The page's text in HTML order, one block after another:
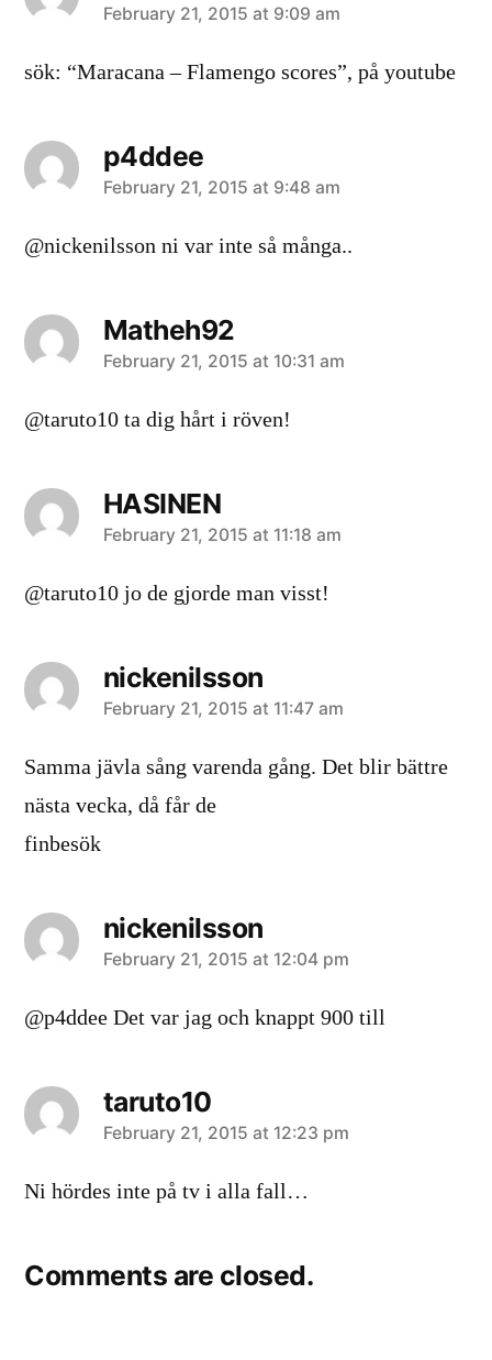
says:
February 21, 2015 at 9:09 am
sök: “Maracana – Flamengo scores”, på youtube
p4ddee
says:
February 21, 2015 at 9:48 am
@nickenilsson ni var inte så många..
Matheh92
says:
February 21, 2015 at 10:31 am
@taruto10 ta dig hårt i röven!
HASINEN
says:
February 21, 2015 at 11:18 am
@taruto10 jo de gjorde man visst!
nickenilsson
says:
February 21, 2015 at 11:47 am
Samma jävla sång varenda gång. Det blir bättre
nästa vecka, då får de
finbesök
nickenilsson
says:
February 21, 2015 at 12:04 pm
@p4ddee Det var jag och knappt 900 till
taruto10
says:
February 21, 2015 at 12:23 pm
Ni hördes inte på tv i alla fall…
Comments are closed.